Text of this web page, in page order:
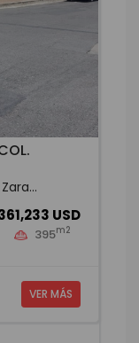
USD
395m2
VER MÁS